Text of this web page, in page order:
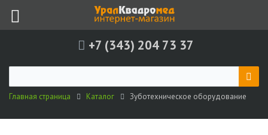
+7 (343) 204 73 37
Главная страница Каталог Зуботехническое оборудование